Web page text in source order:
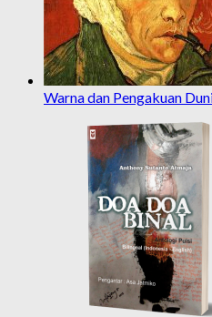
Warna dan Pengakuan